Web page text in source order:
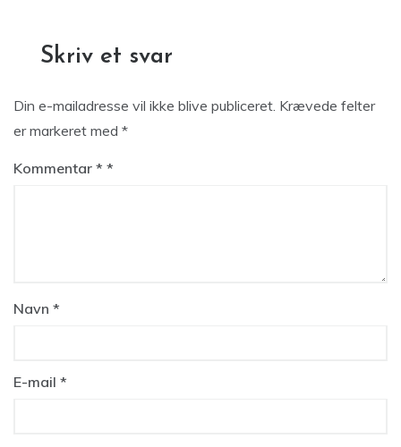
Skriv et svar
Din e-mailadresse vil ikke blive publiceret. Krævede felter
er markeret med *
Kommentar *
Navn *
E-mail *